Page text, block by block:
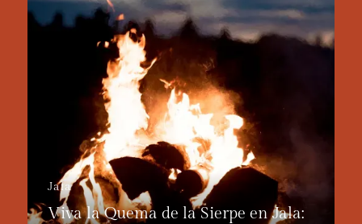
Jala
Viva la Quema de la Sierpe en Jala: